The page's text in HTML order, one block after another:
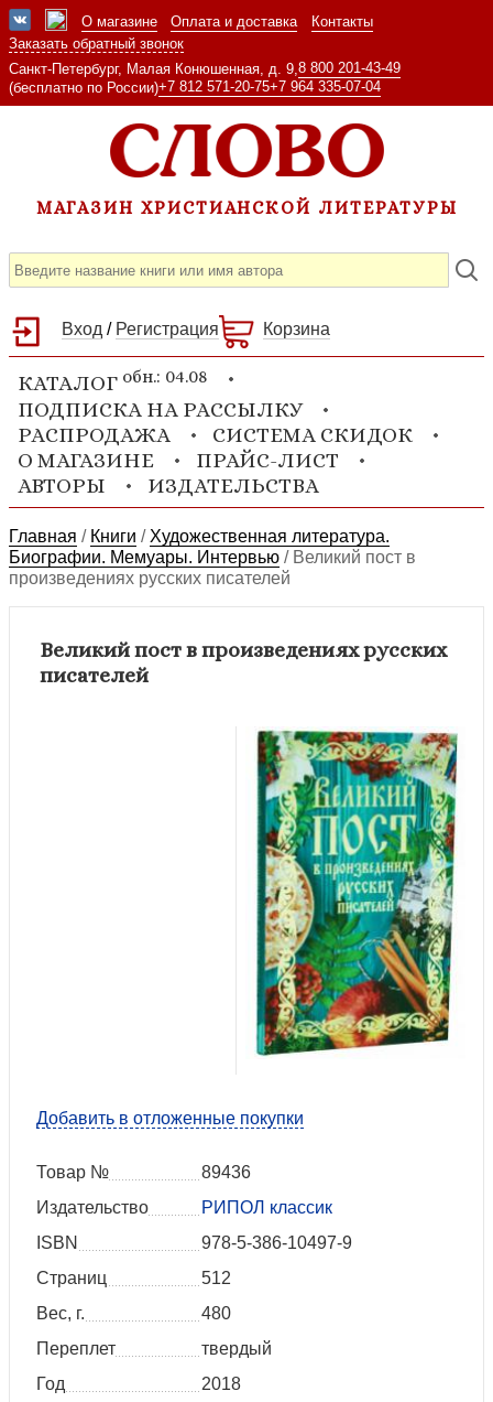
О магазине Оплата и доставка
Контакты
Заказать обратный звонок
Санкт-Петербург, Малая Конюшенная, д. 9, 8 800 201-43-49
(бесплатно по России)+7 812 571-20-75+7 964 335-07-04
МАГАЗИН ХРИСТИАНСКОЙ ЛИТЕРАТУРЫ
Вход / Регистрация Корзина
КАТАЛОГ обн.: 04.08
ПОДПИСКА НА РАССЫЛКУ
РАСПРОДАЖА
СИСТЕМА СКИДОК
О МАГАЗИНЕ
ПРАЙС-ЛИСТ
АВТОРЫ
ИЗДАТЕЛЬСТВА
Главная / Книги / Художественная литература.
Биографии. Мемуары. Интервью / Великий пост в
произведениях русских писателей
Великий пост в произведениях русских
писателей
Добавить в отложенные покупки
Товар №
89436
Издательство
РИПОЛ классик
ISBN
978-5-386-10497-9
Страниц
512
Вес, г.
480
Переплет
твердый
Год
2018